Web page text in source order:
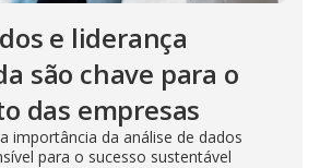
e liderança
são chave para o
das empresas
importância da análise de dados
para o sucesso sustentável